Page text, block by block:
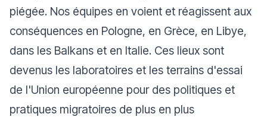
piégée. Nos équipes en voient et réagissent aux
conséquences en Pologne, en Grèce, en Libye,
dans les Balkans et en Italie. Ces lieux sont
devenus les laboratoires et les terrains d'essai
de l'Union européenne pour des politiques et
pratiques migratoires de plus en plus